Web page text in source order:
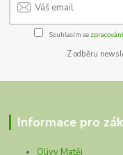
Souhlasím se
Z odběru
Informace pro
Olivy Matěj